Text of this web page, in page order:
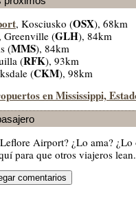
, Kosciusko (OSX), 68km
, Greenville (GLH), 84km
(MMS), 84km
(RFK), 93km
(CKM), 98km
en Mississippi,
Airport? ¿Lo ama? ¿Lo
para que otros viajeros lean.